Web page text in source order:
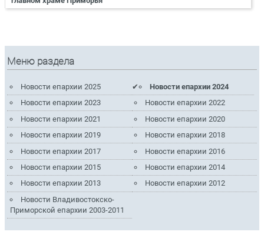
Меню раздела
Новости епархии 2025
Новости епархии 2024
Новости епархии 2023
Новости епархии 2022
Новости епархии 2021
Новости епархии 2020
Новости епархии 2019
Новости епархии 2018
Новости епархии 2017
Новости епархии 2016
Новости епархии 2015
Новости епархии 2014
Новости епархии 2013
Новости епархии 2012
Новости Владивостокско-
Приморской епархии 2003-2011